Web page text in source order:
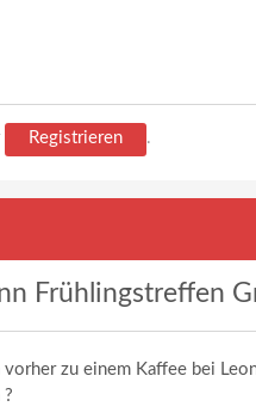
Registrieren .
Frühlingstreffen
zu einem Kaffee bei